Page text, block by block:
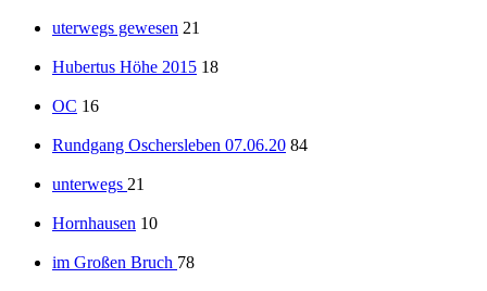
uterwegs gewesen 21
Hubertus Höhe 2015 18
OC 16
Rundgang Oschersleben 07.06.20 84
unterwegs 21
Hornhausen 10
im Großen Bruch 78